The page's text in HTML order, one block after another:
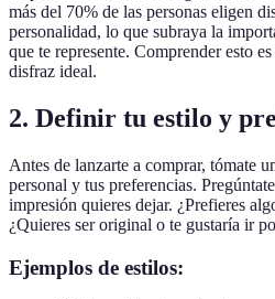
más del 70% de las personas eligen
personalidad, lo que subraya la
que te represente. Comprender esto
disfraz ideal.
2. Definir tu estilo y
Antes de lanzarte a comprar, tómate
personal y tus preferencias.
impresión quieres dejar. ¿Prefieres
¿Quieres ser original o te gustaría ir
Ejemplos de estilos: